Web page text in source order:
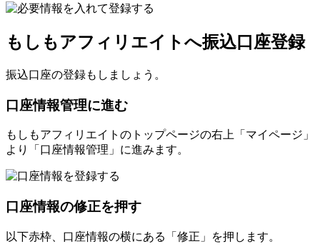
もしもアフィリエイトへ振込口座登録
振込口座の登録もしましょう。
口座情報管理に進む
もしもアフィリエイトのトップページの右上「マイページ」
より「口座情報管理」に進みます。
口座情報の修正を押す
以下赤枠、口座情報の横にある「修正」を押します。